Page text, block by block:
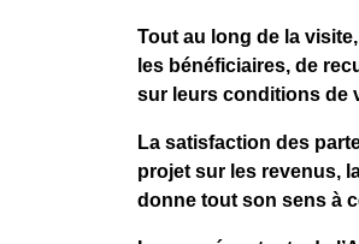
Tout au long de la
les bénéficiaires, de
sur leurs conditions de
La satisfaction des
projet sur les revenus,
donne tout son sens à